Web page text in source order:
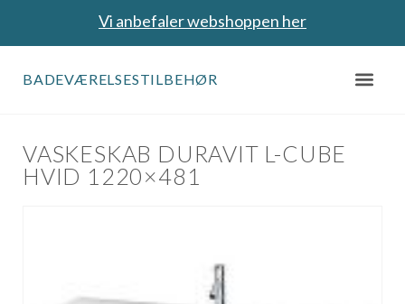
Vi anbefaler webshoppen her
BADEVÆRELSESTILBEHØR
VASKESKAB DURAVIT L-CUBE
HVID 1220×481